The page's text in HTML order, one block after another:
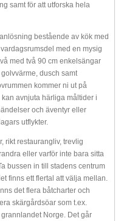
samt för att utforska hela
bestående av kök med
med en mysig
med två 90 cm enkelsängar
dusch samt
kommer ni ut på
avnjuta härliga måltider i
och äventyr eller
utflykter.
rikt restaurangliv, trevlig
eller varför inte bara sitta
bussen in till stadens centrum
finns ett flertal att välja mellan.
det flera båtcharter och
skärgårdsöar som t.ex.
Norge. Det går